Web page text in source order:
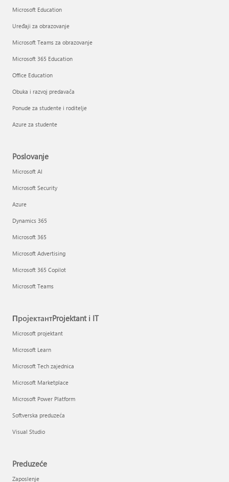
Microsoft Education
Uređaji za obrazovanje
Microsoft Teams za obrazovanje
Microsoft 365 Education
Office Education
Obuka i razvoj predavača
Ponude za studente i roditelje
Azure za studente
Poslovanje
Microsoft AI
Microsoft Security
Azure
Dynamics 365
Microsoft 365
Microsoft Advertising
Microsoft 365 Copilot
Microsoft Teams
ПројектантProjektant i IT
Microsoft projektant
Microsoft Learn
Microsoft Tech zajednica
Microsoft Marketplace
Microsoft Power Platform
Softverska preduzeća
Visual Studio
Preduzeće
Zaposlenje